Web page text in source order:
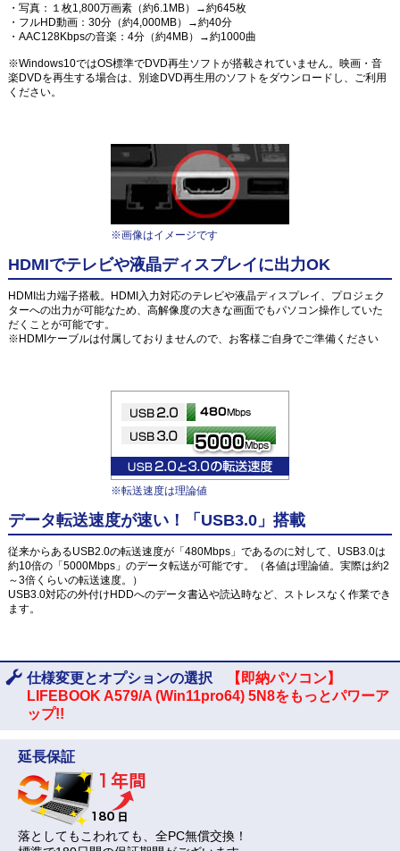
・写真：１枚1,800万画素（約6.1MB）→約645枚
・フルHD動画：30分（約4,000MB）→約40分
・AAC128Kbpsの音楽：4分（約4MB）→約1000曲
※Windows10ではOS標準でDVD再生ソフトが搭載されていません。映画・音
楽DVDを再生する場合は、別途DVD再生用のソフトをダウンロードし、ご利用
ください。
※画像はイメージです
HDMIでテレビや液晶ディスプレイに出力OK
HDMI出力端子搭載。HDMI入力対応のテレビや液晶ディスプレイ、プロジェク
ターへの出力が可能なため、高解像度の大きな画面でもパソコン操作していた
だくことが可能です。
※HDMIケーブルは付属しておりませんので、お客様ご自身でご準備ください
※転送速度は理論値
データ転送速度が速い！「USB3.0」搭載
従来からあるUSB2.0の転送速度が「480Mbps」であるのに対して、USB3.0は
約10倍の「5000Mbps」のデータ転送が可能です。（各値は理論値。実際は約2
～3倍くらいの転送速度。）
USB3.0対応の外付けHDDへのデータ書込や読込時など、ストレスなく作業でき
ます。
仕様変更とオプションの選択
【即納パソコン】
LIFEBOOK A579/A (Win11pro64) 5N8をもっとパワーア
ップ!!
延長保証
落としてもこわれても、全PC無償交換！